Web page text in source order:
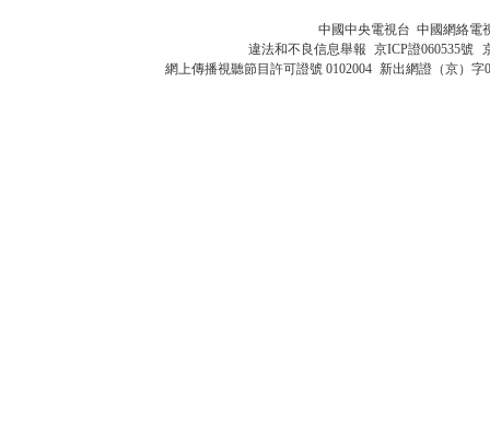
中國中央電視台 中國網絡電
違法和不良信息舉報 京ICP證060535號
網上傳播視聽節目許可證號 0102004 新出網證（京）